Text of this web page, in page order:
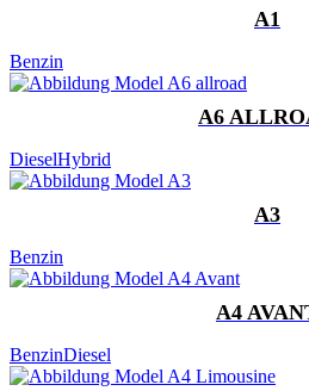
A1
Benzin
A6
DieselHybrid
A3
Benzin
A4
BenzinDiesel